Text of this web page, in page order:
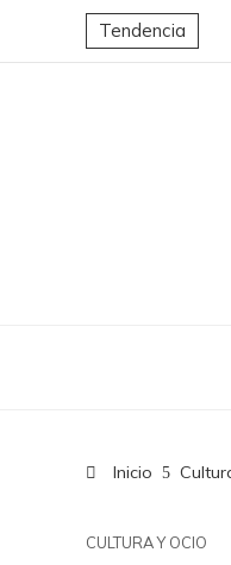
Tendencia
Inicio
CULTURA Y OCIO